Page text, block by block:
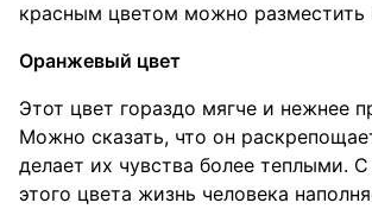
красным цветом можно разместить
Оранжевый цвет
Этот цвет гораздо мягче и нежнее
Можно сказать, что он
делает их чувства более теплыми.
этого цвета жизнь человека